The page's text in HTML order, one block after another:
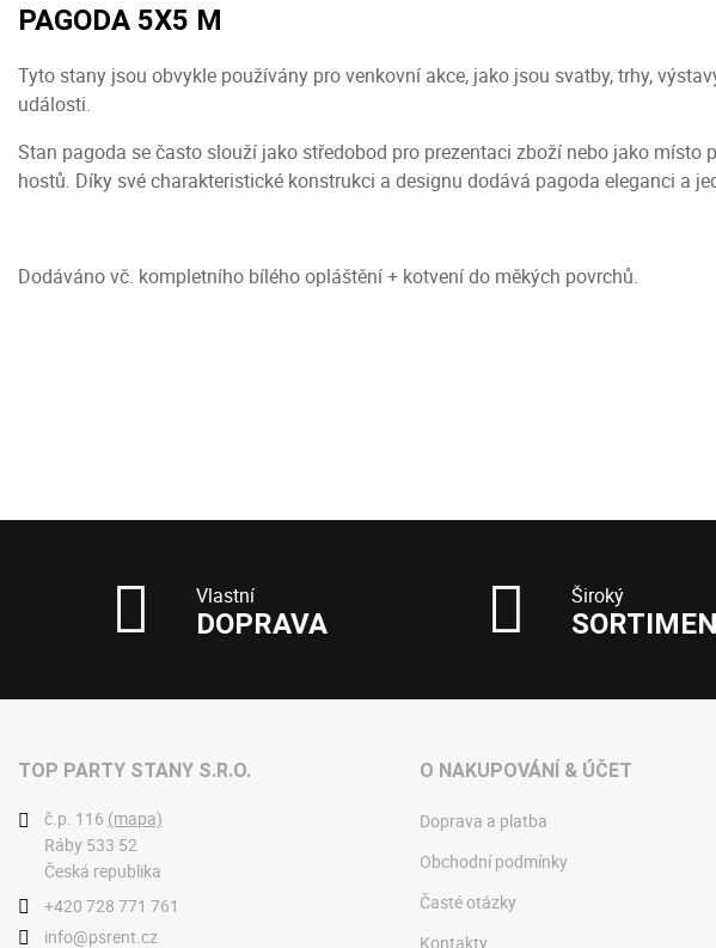
PAGODA 5X5 M
Tyto stany jsou obvykle používány pro venkovní akce, jako jsou svatby, trhy,
události.
Stan pagoda se často slouží jako středobod pro prezentaci zboží nebo jako místo
hostů. Díky své charakteristické konstrukci a designu dodává pagoda eleganci a
Dodáváno vč. kompletního bílého opláštění + kotvení do měkých povrchů.
Vlastní
DOPRAVA
Široký
TOP PARTY STANY S.R.O.
č.p. 116 (mapa)
Ráby 533 52
Česká republika
+420 728 771 761
info@psrent.cz
O NAKUPOVÁNÍ & ÚČET
Doprava a platba
Obchodní podmínky
Časté otázky
Kontakty